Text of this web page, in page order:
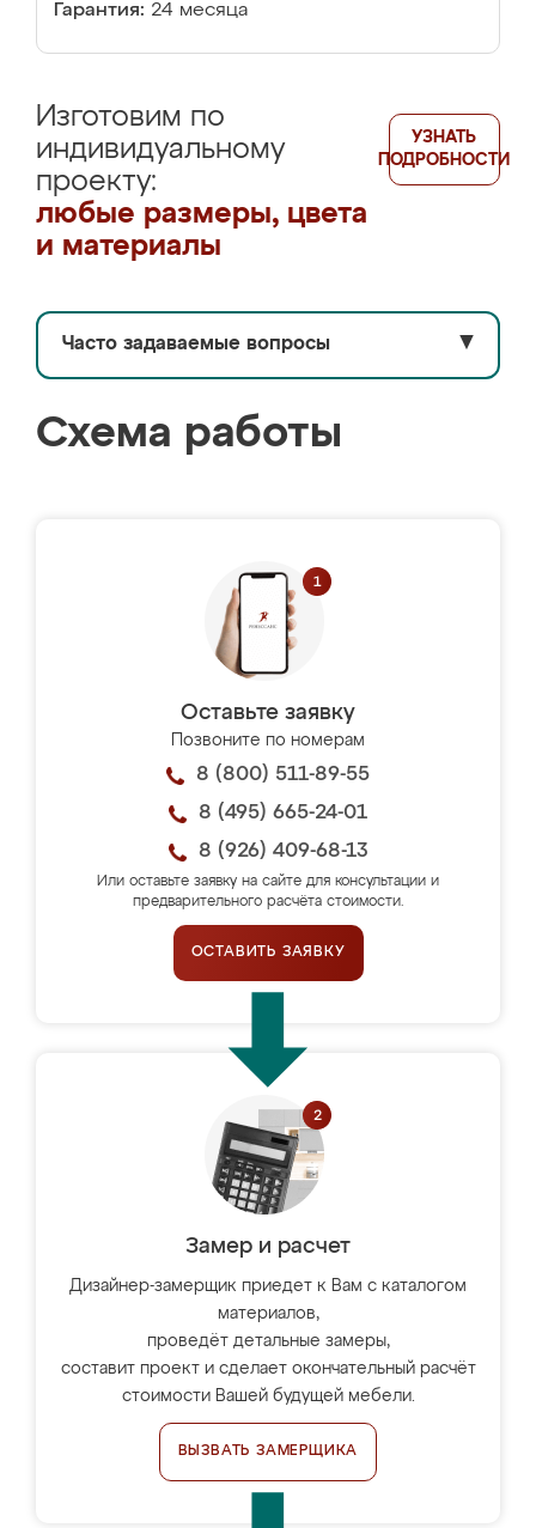
Гарантия: 24 месяца
Изготовим по
индивидуальному
проекту:
любые размеры, цвета
и материалы
УЗНАТЬ
ПОДРОБНОСТИ
Часто задаваемые вопросы ▼
Схема работы
Оставьте заявку
Позвоните по номерам
8 (800) 511-89-55
8 (495) 665-24-01
8 (926) 409-68-13
Или оставьте заявку на сайте для консультации и
предварительного расчёта стоимости.
ОСТАВИТЬ ЗАЯВКУ
Замер и расчет
Дизайнер-замерщик приедет к Вам с каталогом
материалов,
проведёт детальные замеры,
составит проект и сделает окончательный расчёт
стоимости Вашей будущей мебели.
ВЫЗВАТЬ ЗАМЕРЩИКА